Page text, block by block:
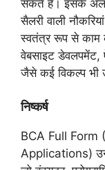
सकते हैं। इसके
सैलरी वाली
स्वतंत्र रूप से काम
वेबसाइट डेवलपमेंट,
जैसे कई विकल्प भी
निष्कर्ष
BCA Full
Applications) उन